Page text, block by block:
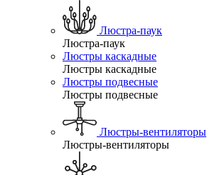
Люстра-паук
Люстра-паук
Люстры каскадные
Люстры каскадные
Люстры подвесные
Люстры подвесные
Люстры-вентиляторы
Люстры-вентиляторы